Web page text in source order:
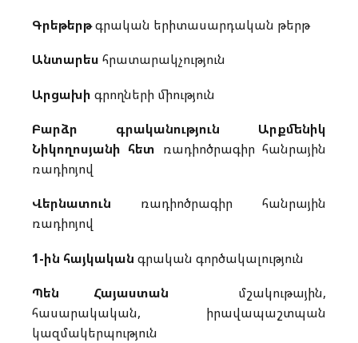
Գրեթերթգրական երիտասարդական թերթ
Անտարես հրատարակչություն
Արցախի գրողների միություն
Բարձր գրականություն Արքմենիկ
Նիկողոսյանի հետ ռադիոծրագիր հանրային
ռադիոյով
Վերնատուն ռադիոծրագիր հանրային
ռադիոյով
1-ին հայկական գրական գործակալություն
Պեն Հայաստան մշակութային,
հասարակական, իրավապաշտպան
կազմակերպություն